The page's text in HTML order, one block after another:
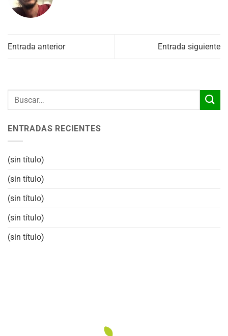
Entrada anterior Entrada siguiente
ENTRADAS RECIENTES
(sin título)
(sin título)
(sin título)
(sin título)
(sin título)